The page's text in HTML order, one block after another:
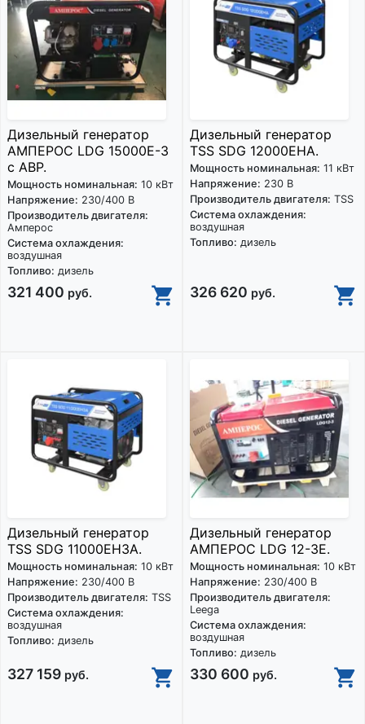
Дизельный генератор
АМПЕРОС LDG 15000E-3
с АВР.
Мощность номинальная: 10 кВт
Напряжение: 230/400 В
Производитель двигателя:
Амперос
Система охлаждения:
воздушная
Топливо: дизель
321 400 руб.
Дизельный генератор
TSS SDG 12000EHA.
Мощность номинальная: 11 кВт
Напряжение: 230 В
Производитель двигателя: TSS
Система охлаждения:
воздушная
Топливо: дизель
326 620 руб.
Дизельный генератор
TSS SDG 11000EH3A.
Мощность номинальная: 10 кВт
Напряжение: 230/400 В
Производитель двигателя: TSS
Система охлаждения:
воздушная
Топливо: дизель
327 159 руб.
Дизельный генератор
АМПЕРОС LDG 12-3E.
Мощность номинальная: 10 кВт
Напряжение: 230/400 В
Производитель двигателя:
Leega
Система охлаждения:
воздушная
Топливо: дизель
330 600 руб.